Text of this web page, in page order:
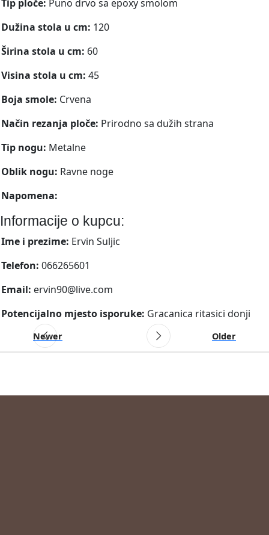
Tip ploče: Puno drvo sa epoxy smolom
Dužina stola u cm: 120
Širina stola u cm: 60
Visina stola u cm: 45
Boja smole: Crvena
Način rezanja ploče: Prirodno sa dužih strana
Tip nogu: Metalne
Oblik nogu: Ravne noge
Napomena:
Informacije o kupcu:
Ime i prezime: Ervin Suljic
Telefon: 066265601
Email: ervin90@live.com
Potencijalno mjesto isporuke: Gracanica ritasici donji
Newer Older